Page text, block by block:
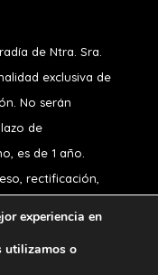
de Ntra. Sra.
exclusiva de
No serán
de
es de 1 año.
rectificación,
nuestro correo
experiencia en
utilizamos o